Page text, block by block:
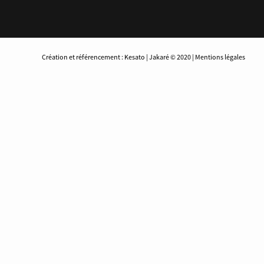
Création et référencement : Kesato | Jakaré © 2020 | Mentions légales